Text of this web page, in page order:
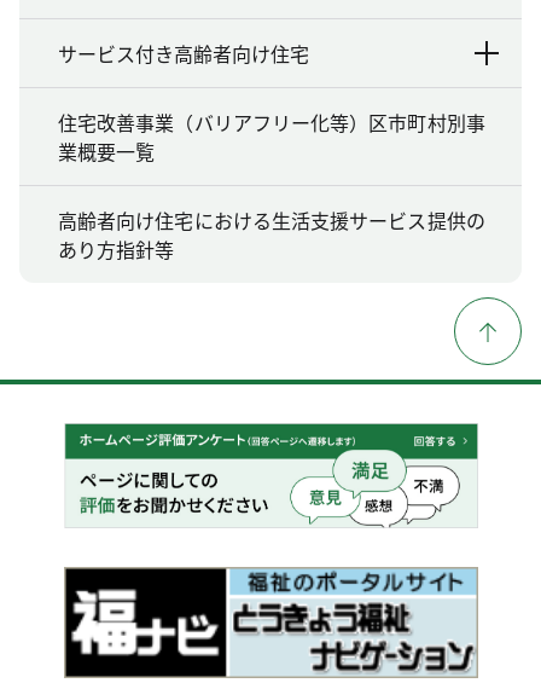
サービス付き高齢者向け住宅
住宅改善事業（バリアフリー化等）区市町村別事
業概要一覧
高齢者向け住宅における生活支援サービス提供の
あり方指針等